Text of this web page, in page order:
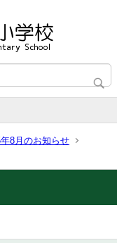
8月のお知らせ